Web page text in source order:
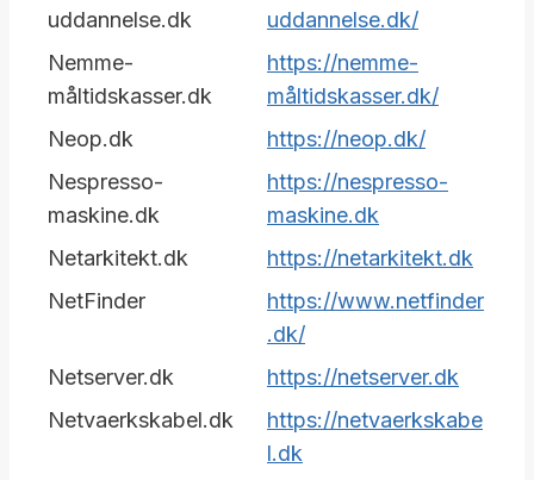
uddannelse.dk
uddannelse.dk/
Nemme-
måltidskasser.dk
https://nemme-
måltidskasser.dk/
Neop.dk
https://neop.dk/
Nespresso-
maskine.dk
https://nespresso-
maskine.dk
Netarkitekt.dk
https://netarkitekt.dk
NetFinder
https://www.netfinder
.dk/
Netserver.dk
https://netserver.dk
Netvaerkskabel.dk
https://netvaerkskabe
l.dk